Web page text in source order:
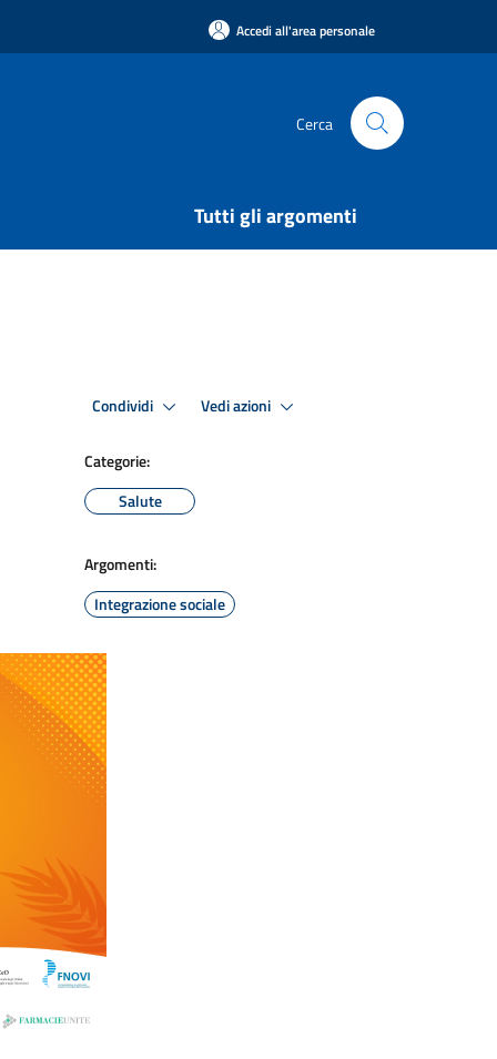
Accedi all'area personale
Cerca
Tutti gli argomenti
Condividi Vedi azioni
Categorie:
Salute
Argomenti:
Integrazione sociale